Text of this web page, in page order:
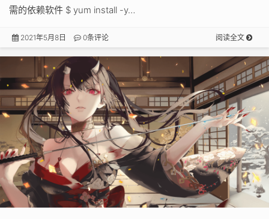
需的依赖软件 $ yum install -y…
2021年5月8日 0条评论 阅读全文